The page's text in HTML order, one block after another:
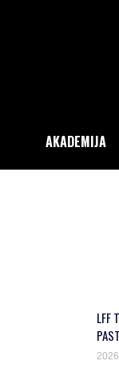
AKADEMIJA
LFF